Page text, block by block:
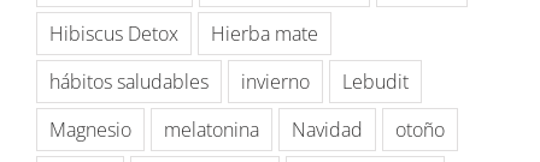
Hibiscus Detox
Hierba mate
hábitos saludables
invierno
Lebudit
Magnesio
melatonina Navidad
otoño